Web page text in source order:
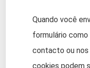
Quando você
formulário como
contacto ou nos
cookies podem